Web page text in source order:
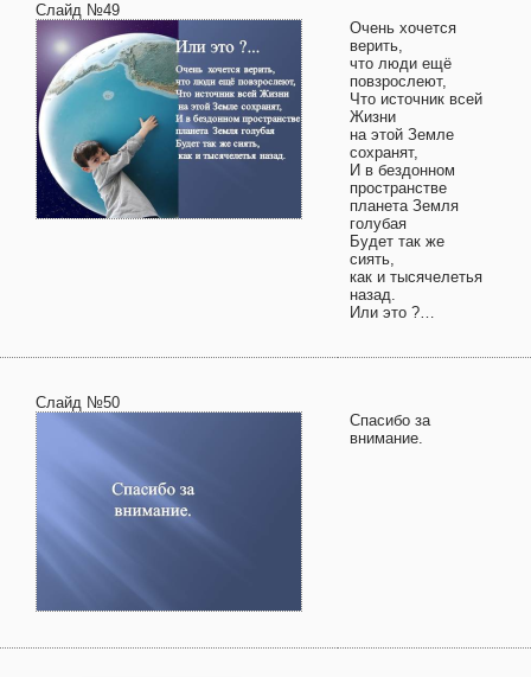
Слайд №49
Очень хочется
верить,
что люди ещё
повзрослеют,
Что источник всей
Жизни
на этой Земле
сохранят,
И в бездонном
пространстве
планета Земля
голубая
Будет так же
сиять,
как и тысячелетья
назад.
Или это ?…
Слайд №50
Спасибо за
внимание.